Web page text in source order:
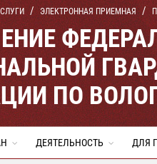
ЭЛЕКТРОННАЯ ПРИЕМНАЯ
ПО
ДЕЯТЕЛЬНОСТЬ ДЛЯ